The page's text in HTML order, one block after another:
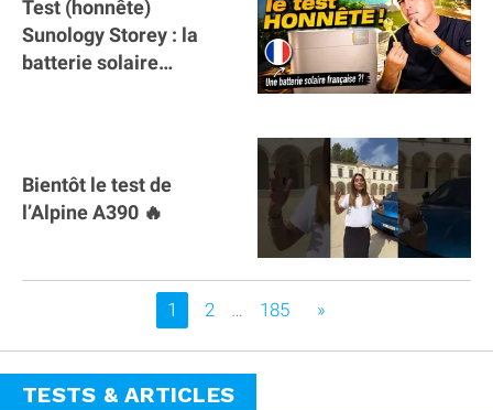
Test (honnête)
Sunology Storey : la
batterie solaire
Bientôt le test de
l’Alpine A390 🔥
Vous êtes sur la page
1 2 … 185 »
TESTS & ARTICLES